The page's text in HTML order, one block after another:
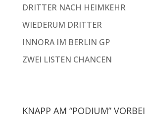
DRITTER NACH HEIMKEHR
WIEDERUM DRITTER
INNORA IM BERLIN GP
ZWEI LISTEN CHANCEN
KNAPP AM “PODIUM” VORBEI